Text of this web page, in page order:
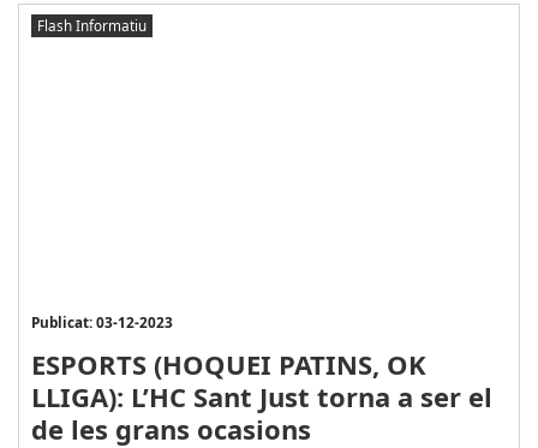
Flash Informatiu
Publicat: 03-12-2023
ESPORTS (HOQUEI PATINS, OK
LLIGA): L’HC Sant Just torna a ser el
de les grans ocasions